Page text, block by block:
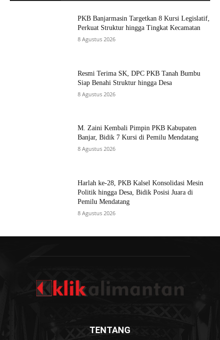
PKB Banjarmasin Targetkan 8 Kursi Legislatif,
Perkuat Struktur hingga Tingkat Kecamatan
8 Agustus 2026
Resmi Terima SK, DPC PKB Tanah Bumbu
Siap Benahi Struktur hingga Desa
8 Agustus 2026
M. Zaini Kembali Pimpin PKB Kabupaten
Banjar, Bidik 7 Kursi di Pemilu Mendatang
8 Agustus 2026
Harlah ke-28, PKB Kalsel Konsolidasi Mesin
Politik hingga Desa, Bidik Posisi Juara di
Pemilu Mendatang
8 Agustus 2026
TENTANG